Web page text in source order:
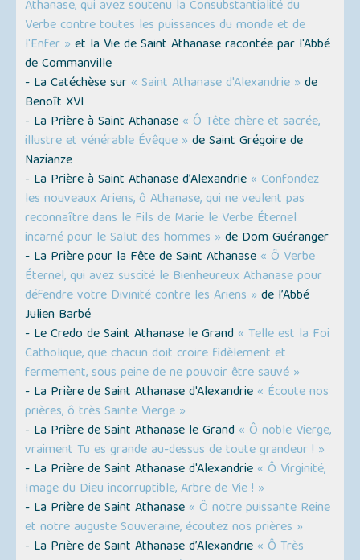
Athanase, qui avez soutenu la Consubstantialité du
Verbe contre toutes les puissances du monde et de
l'Enfer » et la Vie de Saint Athanase racontée par l'Abbé
de Commanville
- La Catéchèse sur « Saint Athanase d'Alexandrie » de
Benoît XVI
- La Prière à Saint Athanase « Ô Tête chère et sacrée,
illustre et vénérable Évêque » de Saint Grégoire de
Nazianze
- La Prière à Saint Athanase d’Alexandrie « Confondez
les nouveaux Ariens, ô Athanase, qui ne veulent pas
reconnaître dans le Fils de Marie le Verbe Éternel
incarné pour le Salut des hommes » de Dom Guéranger
- La Prière pour la Fête de Saint Athanase « Ô Verbe
Éternel, qui avez suscité le Bienheureux Athanase pour
défendre votre Divinité contre les Ariens » de l’Abbé
Julien Barbé
- Le Credo de Saint Athanase le Grand « Telle est la Foi
Catholique, que chacun doit croire fidèlement et
fermement, sous peine de ne pouvoir être sauvé »
- La Prière de Saint Athanase d'Alexandrie « Écoute nos
prières, ô très Sainte Vierge »
- La Prière de Saint Athanase le Grand « Ô noble Vierge,
vraiment Tu es grande au-dessus de toute grandeur ! »
- La Prière de Saint Athanase d'Alexandrie « Ô Virginité,
Image du Dieu incorruptible, Arbre de Vie ! »
- La Prière de Saint Athanase « Ô notre puissante Reine
et notre auguste Souveraine, écoutez nos prières »
- La Prière de Saint Athanase d’Alexandrie « Ô Très